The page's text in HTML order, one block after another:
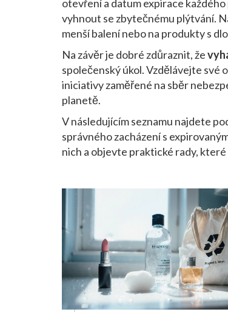
otevření a datum expirace
vyhnout se zbytečnému plýtvání.
menší balení nebo na produkty s
Na závěr je dobré zdůraznit, že
společenský úkol. Vzdělávejte své
iniciativy zaměřené na sběr
planetě.
V následujícím seznamu najdete
správného zacházení s
nich a objevte praktické rady,